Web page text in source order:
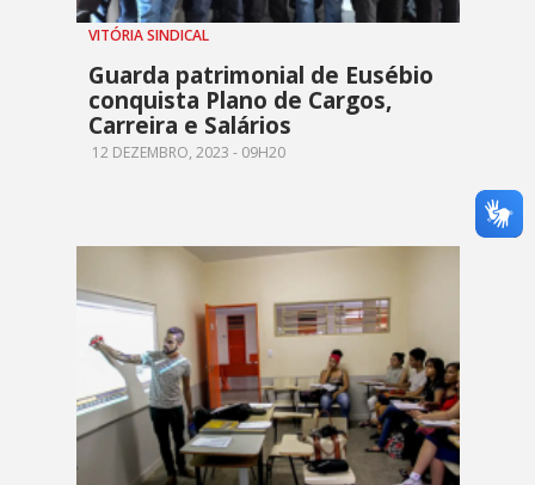
VITÓRIA SINDICAL
Guarda patrimonial de Eusébio
conquista Plano de Cargos,
Carreira e Salários
12 DEZEMBRO, 2023 - 09H20